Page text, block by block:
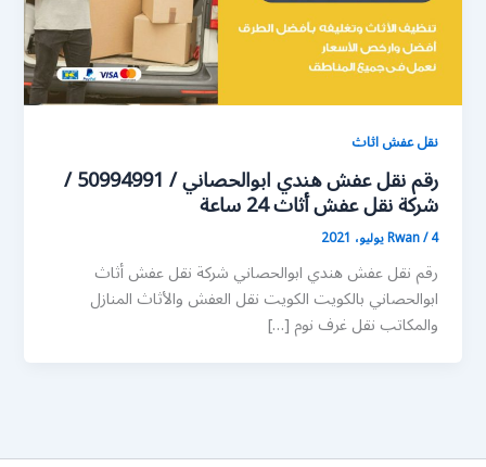
نقل عفش اثاث
رقم نقل عفش هندي ابوالحصاني / 50994991 /
شركة نقل عفش أثاث 24 ساعة
Rwan/4 يوليو، 2021
رقم نقل عفش هندي ابوالحصاني شركة نقل عفش أثاث
ابوالحصاني بالكويت الكويت نقل العفش والأثاث المنازل
والمكاتب نقل غرف نوم […]